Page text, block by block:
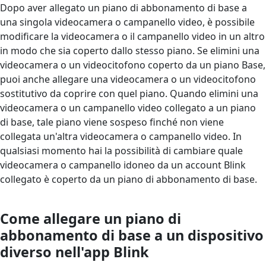
Dopo aver allegato un piano di abbonamento di base a
una singola videocamera o campanello video, è possibile
modificare la videocamera o il campanello video in un altro
in modo che sia coperto dallo stesso piano. Se elimini una
videocamera o un videocitofono coperto da un piano Base,
puoi anche allegare una videocamera o un videocitofono
sostitutivo da coprire con quel piano. Quando elimini una
videocamera o un campanello video collegato a un piano
di base, tale piano viene sospeso finché non viene
collegata un'altra videocamera o campanello video. In
qualsiasi momento hai la possibilità di cambiare quale
videocamera o campanello idoneo da un account Blink
collegato è coperto da un piano di abbonamento di base.
Come allegare un piano di
abbonamento di base a un dispositivo
diverso nell'app Blink